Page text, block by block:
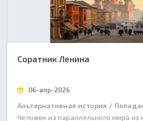
Соратник Ленина
06-апр-2026
Альтернативная история /
Человек из параллельного мира из